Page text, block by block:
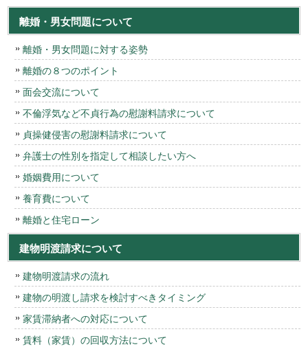
離婚・男女問題について
離婚・男女問題に対する姿勢
離婚の８つのポイント
面会交流について
不倫浮気など不貞行為の慰謝料請求について
貞操健侵害の慰謝料請求について
弁護士の性別を指定して相談したい方へ
婚姻費用について
養育費について
離婚と住宅ローン
建物明渡請求について
建物明渡請求の流れ
建物の明渡し請求を検討すべきタイミング
家賃滞納者への対応について
賃料（家賃）の回収方法について